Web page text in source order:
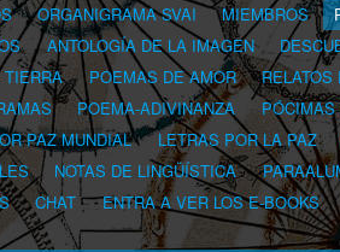
ORGANIGRAMA SVAI MIEMBROS
ANTOLOGÍA DE LA IMAGEN
TIERRA POEMAS DE AMOR RELATOS
POEMA-ADIVINANZA
PAZ MUNDIAL LETRAS POR LA PAZ
NOTAS DE LINGÜÍSTICA
CHAT ENTRA A VER LOS E-BOOKS